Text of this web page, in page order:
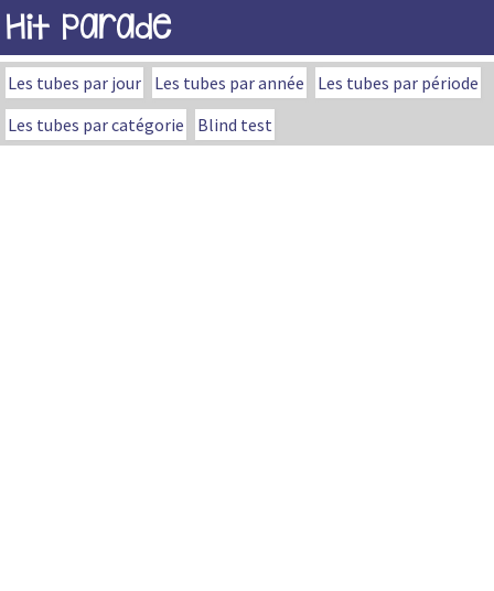
Hit Parade
Les tubes par jour Les tubes par année
Les tubes par période
Les tubes par catégorie
Blind test